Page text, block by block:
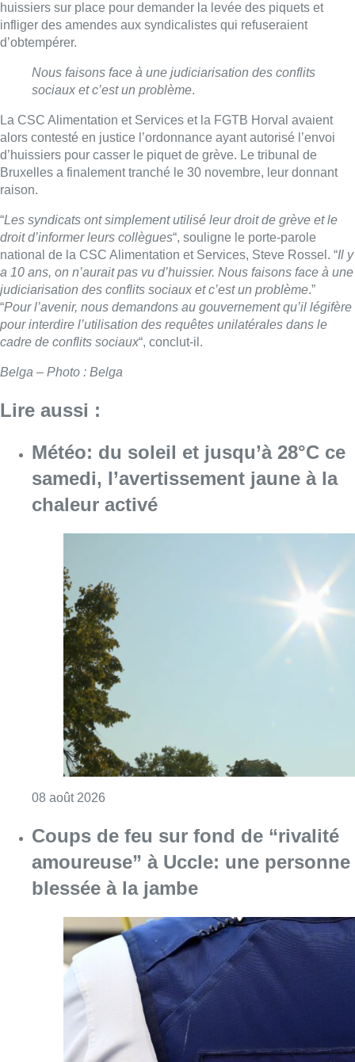
huissiers sur place pour demander la levée des piquets et
infliger des amendes aux syndicalistes qui refuseraient
d’obtempérer.
Nous faisons face à une judiciarisation des conflits
sociaux et c’est un problème.
La CSC Alimentation et Services et la FGTB Horval avaient
alors contesté en justice l’ordonnance ayant autorisé l’envoi
d’huissiers pour casser le piquet de grève. Le tribunal de
Bruxelles a finalement tranché le 30 novembre, leur donnant
raison.
“Les syndicats ont simplement utilisé leur droit de grève et le
droit d’informer leurs collègues“, souligne le porte-parole
national de la CSC Alimentation et Services, Steve Rossel. “Il y
a 10 ans, on n’aurait pas vu d’huissier. Nous faisons face à une
judiciarisation des conflits sociaux et c’est un problème.”
“Pour l’avenir, nous demandons au gouvernement qu’il légifère
pour interdire l’utilisation des requêtes unilatérales dans le
cadre de conflits sociaux“, conclut-il.
Belga – Photo : Belga
Lire aussi :
Météo: du soleil et jusqu’à 28°C ce
samedi, l’avertissement jaune à la
chaleur activé
08 août 2026
Coups de feu sur fond de “rivalité
amoureuse” à Uccle: une personne
blessée à la jambe